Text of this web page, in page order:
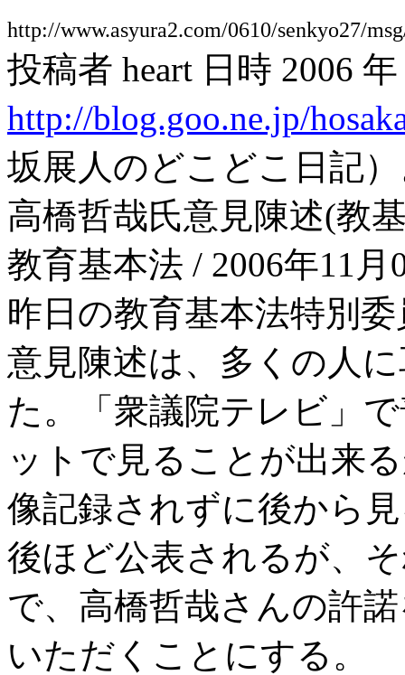
http://www.asyura2.com/0610/senkyo27/
投稿者 heart 日時 2006
http://blog.goo.ne.jp/
坂展人のどこどこ日記
高橋哲哉氏意見陳述(教
教育基本法 / 2006年11月
昨日の教育基本法特別
意見陳述は、多くの人
た。「衆議院テレビ」
ットで見ることが出来
像記録されずに後から
後ほど公表されるが、
で、高橋哲哉さんの許
いただくことにする。